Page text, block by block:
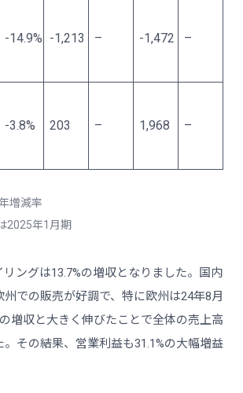
-14.9% -1,213 – -1,472 –
-3.8% 203 – 1,968 –
増減率
2025年1月期
リングは13.7%の増収となりました。国内
での販売が好調で、特に欧州は24年8月
増収と大きく伸びたことで全体の売上高
その結果、営業利益も31.1%の大幅増益